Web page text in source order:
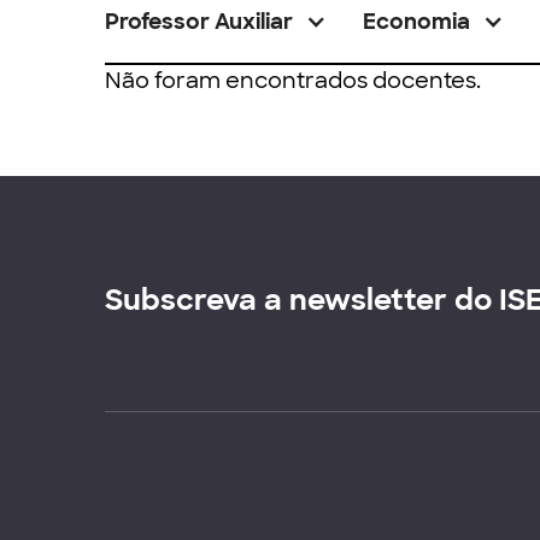
Professor Auxiliar Economia
Não foram encontrados docentes.
Subscreva a newsletter do